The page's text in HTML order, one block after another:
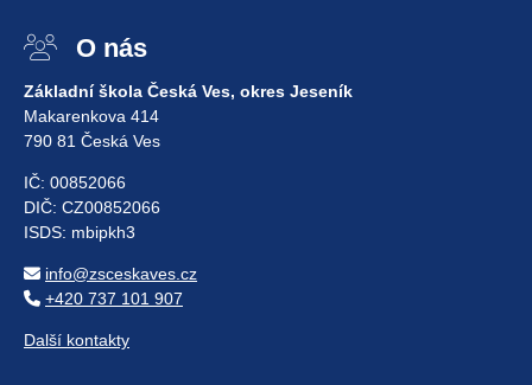
O nás
Základní škola Česká Ves, okres Jeseník
Makarenkova 414
790 81 Česká Ves
IČ: 00852066
DIČ: CZ00852066
ISDS: mbipkh3
info@zsceskaves.cz
+420 737 101 907
Další kontakty